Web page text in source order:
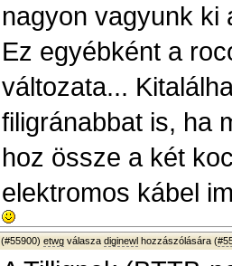
nagyon vagyunk ki
Ez egyébként a
változata...
filigránabbat is, ha
hoz össze a két
elektromos kábel
(#55900) etwg válasza diginewl hozzászólására (